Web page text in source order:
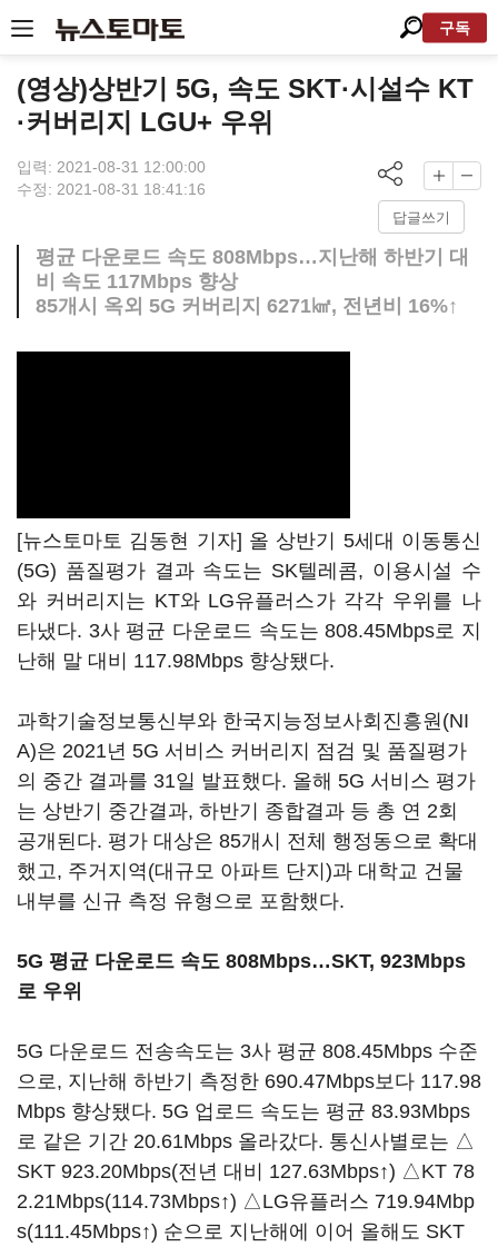
구독
(영상)상반기 5G, 속도 SKT·시설수 KT
·커버리지 LGU+ 우위
입력: 2021-08-31 12:00:00
수정: 2021-08-31 18:41:16
답글쓰기
평균 다운로드 속도 808Mbps…지난해 하반기 대
비 속도 117Mbps 향상
85개시 옥외 5G 커버리지 6271㎢, 전년비 16%↑
[뉴스토마토 김동현 기자] 올 상반기 5세대 이동통신
(5G) 품질평가 결과 속도는 SK텔레콤, 이용시설 수
와 커버리지는 KT와 LG유플러스가 각각 우위를 나
타냈다. 3사 평균 다운로드 속도는 808.45Mbps로 지
난해 말 대비 117.98Mbps 향상됐다.
과학기술정보통신부와 한국지능정보사회진흥원(NI
A)은 2021년 5G 서비스 커버리지 점검 및 품질평가
의 중간 결과를 31일 발표했다. 올해 5G 서비스 평가
는 상반기 중간결과, 하반기 종합결과 등 총 연 2회
공개된다. 평가 대상은 85개시 전체 행정동으로 확대
했고, 주거지역(대규모 아파트 단지)과 대학교 건물
내부를 신규 측정 유형으로 포함했다.
5G 평균 다운로드 속도 808Mbps…SKT, 923Mbps
로 우위
5G 다운로드 전송속도는 3사 평균 808.45Mbps 수준
으로, 지난해 하반기 측정한 690.47Mbps보다 117.98
Mbps 향상됐다. 5G 업로드 속도는 평균 83.93Mbps
로 같은 기간 20.61Mbps 올라갔다. 통신사별로는 △
SKT 923.20Mbps(전년 대비 127.63Mbps↑) △KT 78
2.21Mbps(114.73Mbps↑) △LG유플러스 719.94Mbp
s(111.45Mbps↑) 순으로 지난해에 이어 올해도 SKT